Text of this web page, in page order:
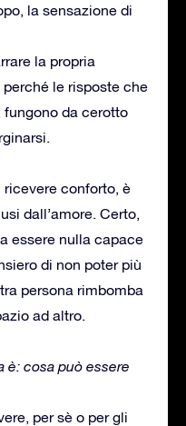
la sensazione di
la propria
perché le risposte che
da cerotto
ricevere conforto, è
dall’amore. Certo,
essere nulla capace
di non poter più
persona rimbomba
ad altro.
è: cosa può essere
per sè o per gli